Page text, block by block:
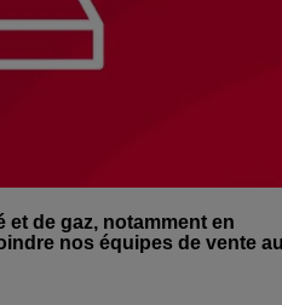
et de gaz, notamment en
nos équipes de vente